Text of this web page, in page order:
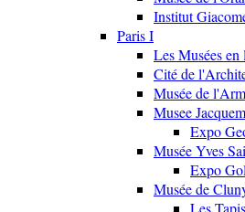
Institut
Paris I
Les Musées
Cité de
Musée de
Musee
Expo
Musée Yves
Expo
Musée de